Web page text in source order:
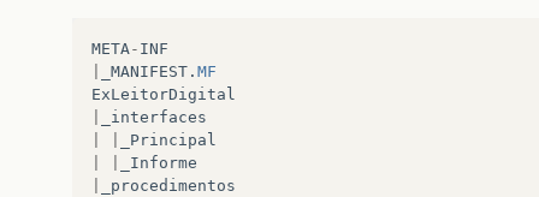
META- INF
_MANIFEST . MF
ExLeitorDigital
_interfaces
_Principal
_Informe
_procedimentos